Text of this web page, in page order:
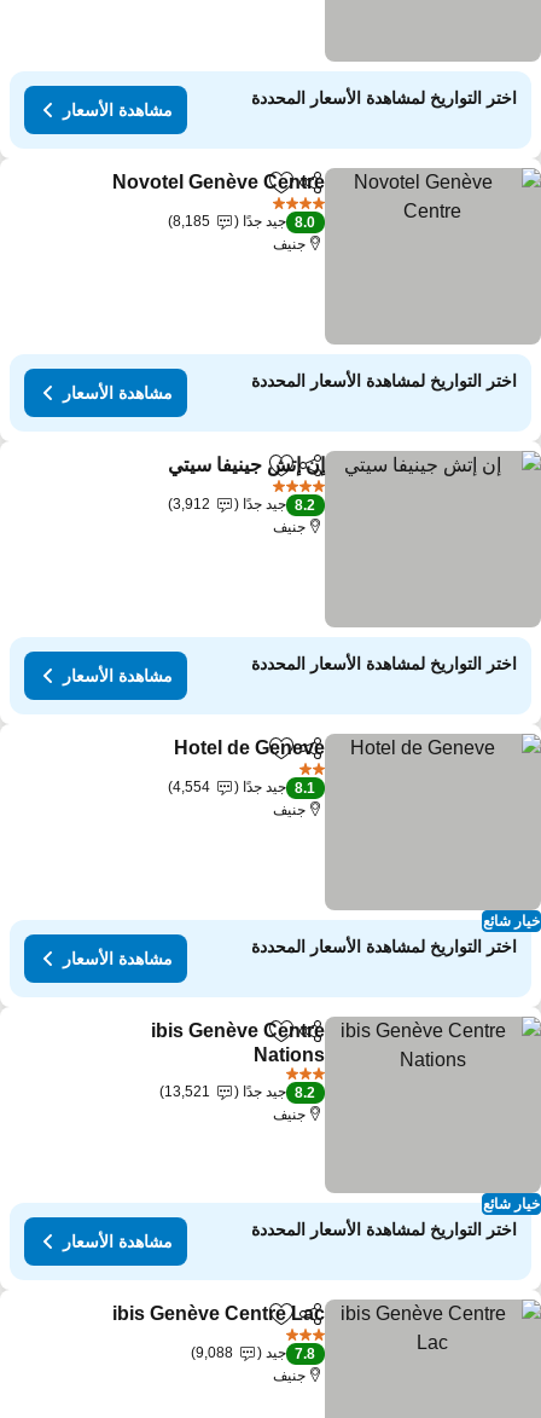
اختر التواريخ لمشاهدة الأسعار المحددة
مشاهدة الأسعار
مشاركةAdd to favorites
Novotel Genève Centre
8.0 جيد جدًا
8,185
جنيف
اختر التواريخ لمشاهدة الأسعار المحددة
مشاهدة الأسعار
مشاركةAdd to favorites
إن إتش جينيفا سيتي
8.2 جيد جدًا
3,912
جنيف
اختر التواريخ لمشاهدة الأسعار المحددة
مشاهدة الأسعار
شائع
مشاركةAdd to favorites
Hotel de Geneve
8.1 جيد جدًا
4,554
جنيف
اختر التواريخ لمشاهدة الأسعار المحددة
مشاهدة الأسعار
شائع
مشاركةAdd to favorites
ibis Genève Centre
Nations
8.2 جيد جدًا
13,521
جنيف
اختر التواريخ لمشاهدة الأسعار المحددة
مشاهدة الأسعار
مشاركةAdd to favorites
ibis Genève Centre Lac
7.8 جيد
9,088
جنيف